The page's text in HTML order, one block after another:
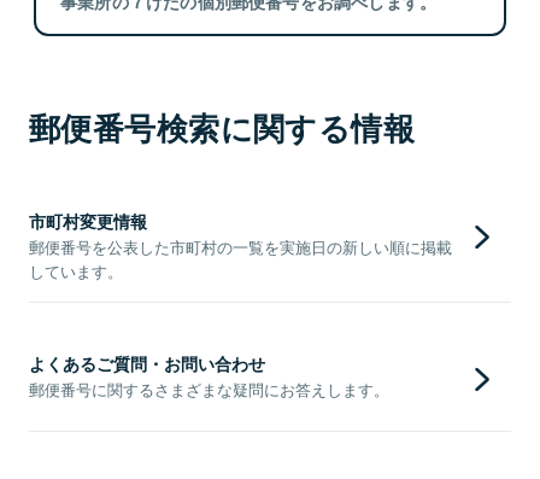
郵便番号検索に関する情報
市町村変更情報
郵便番号を公表した市町村の一覧を実施日の新しい順に掲載
しています。
よくあるご質問・お問い合わせ
郵便番号に関するさまざまな疑問にお答えします。